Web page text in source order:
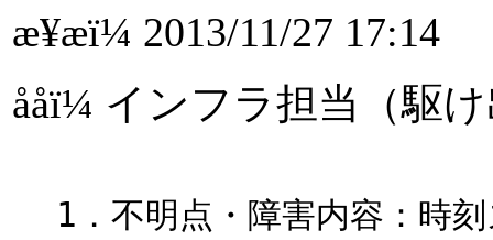
æ¥æï¼ 2013/11/27 17:14
ååï¼ インフラ担当（駆
1．不明点・障害内容：時